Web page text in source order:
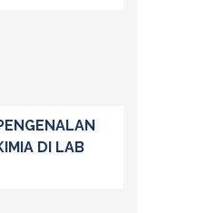
DI LAB